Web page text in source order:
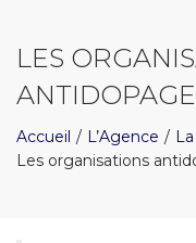
LES
ANTIDOPAGE
Accueil L’Agence
Les organisations